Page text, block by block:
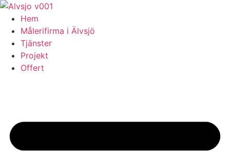
Skip
content
Hem
Målerifirma i Älvsjö
Tjänster
Projekt
Offert